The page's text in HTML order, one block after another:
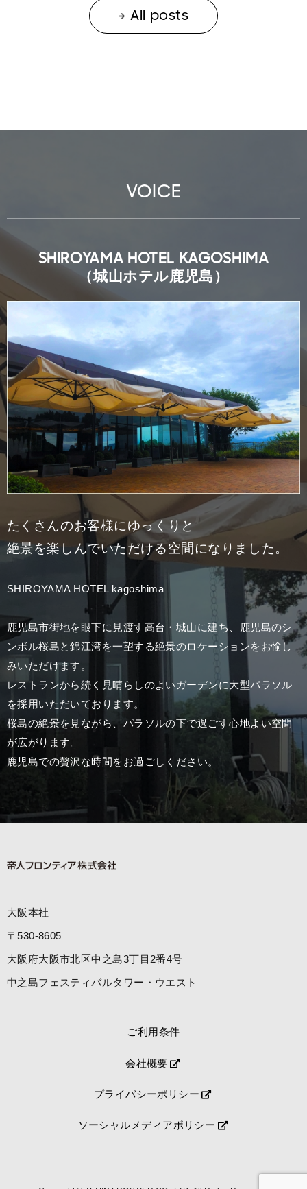
All posts
VOICE
SHIROYAMA HOTEL KAGOSHIMA
（城山ホテル鹿児島）
たくさんのお客様にゆっくりと
絶景を楽しんでいただける空間になりました。
SHIROYAMA HOTEL kagoshima
鹿児島市街地を眼下に見渡す高台・城山に建ち、鹿児島のシ
ンボル桜島と錦江湾を一望する絶景のロケーションをお愉し
みいただけます。
レストランから続く見晴らしのよいガーデンに大型パラソル
を採用いただいております。
桜島の絶景を見ながら、パラソルの下で過ごす心地よい空間
が広がります。
鹿児島での贅沢な時間をお過ごしください。
大阪本社
〒530-8605
大阪府大阪市北区中之島3丁目2番4号
中之島フェスティバルタワー・ウエスト
ご利用条件
会社概要
プライバシーポリシー
ソーシャルメディアポリシー